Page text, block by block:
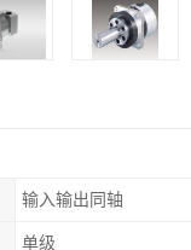
输入输出同轴
单级